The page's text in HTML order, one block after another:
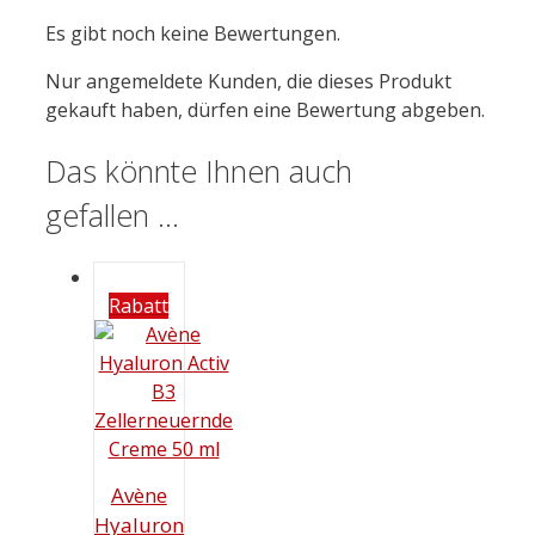
Es gibt noch keine Bewertungen.
Nur angemeldete Kunden, die dieses Produkt
gekauft haben, dürfen eine Bewertung abgeben.
Das könnte Ihnen auch
gefallen …
Rabatt
Avène
Hyaluron